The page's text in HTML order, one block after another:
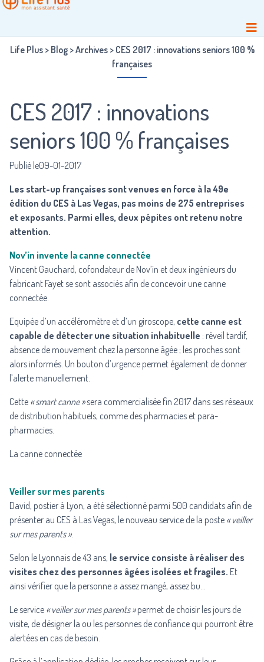
Life Plus> Blog>Archives> CES 2017 : innovations seniors 100 %
françaises
CES 2017 : innovations
seniors 100 % françaises
Publié le09-01-2017
Les start-up françaises sont venues en force à la 49e
édition du CES à Las Vegas, pas moins de 275 entreprises
et exposants. Parmi elles, deux pépites ont retenu notre
attention.
Nov’in invente la canne connectée
Vincent Gauchard, cofondateur de Nov’in et deux ingénieurs du
fabricant Fayet se sont associés afin de concevoir une canne
connectée.
Equipée d’un accéléromètre et d’un giroscope, cette canne est
capable de détecter une situation inhabituelle : réveil tardif,
absence de mouvement chez la personne âgée ; les proches sont
alors informés. Un bouton d’urgence permet également de donner
l’alerte manuellement.
Cette « smart canne »sera commercialisée fin 2017 dans ses réseaux
de distribution habituels, comme des pharmacies et para-
pharmacies.
La canne connectée
Veiller sur mes parents
David, postier à Lyon, a été sélectionné parmi 500 candidats afin de
présenter au CES à Las Vegas, le nouveau service de la poste « veiller
sur mes parents ».
Selon le Lyonnais de 43 ans, le service consiste à réaliser des
visites chez des personnes âgées isolées et fragiles. Et
ainsi vérifier que la personne a assez mangé, assez bu…
Le service « veiller sur mes parents »permet de choisir les jours de
visite, de désigner la ou les personnes de confiance qui pourront être
alertées en cas de besoin.